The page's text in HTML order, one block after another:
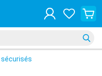
sécurisés